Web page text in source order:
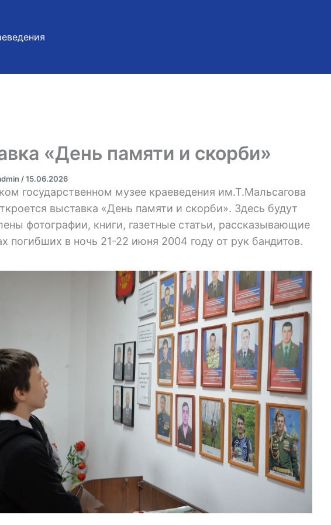
«День памяти и скорби»
/15.06.2026
государственном музее краеведения им.Т.Мальсагова
выставка «День памяти и скорби». Здесь будут
фотографии, книги, газетные статьи, рассказывающие
погибших в ночь 21-22 июня 2004 году от рук бандитов.